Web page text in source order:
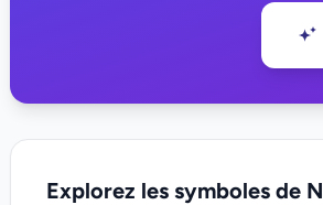
Explorez les symboles de